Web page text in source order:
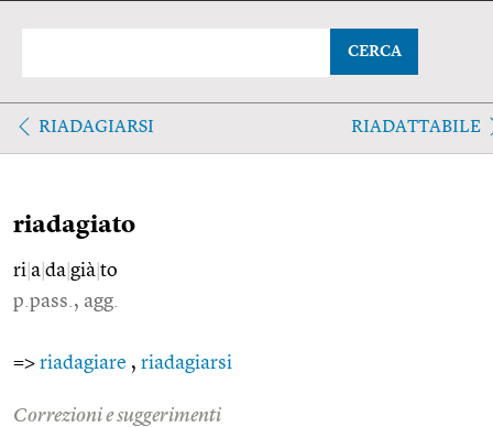
CERCA
RIADAGIARSI RIADATTABILE
riadagiato
ri a da già to
p.pass., agg.
=> riadagiare , riadagiarsi
Correzioni e suggerimenti